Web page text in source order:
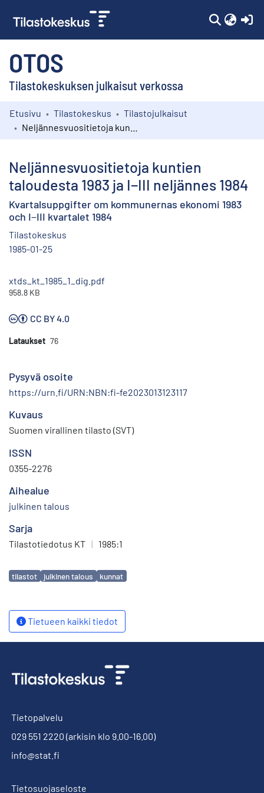
OTOS
Tilastokeskuksen julkaisut verkossa
Kokoelmat
Etusivu Tilastokeskus
Tilastojulkaisut
Neljännesvuositietoja kuntien
taloudesta 1983 ja I−III neljännes 1984
Kvartalsuppgifter om kommunernas ekonomi 1983
och I−III kvartalet 1984
Tilastokeskus
1985-01-25
xtds_kt_1985_1_dig.pdf
958.8 KB
CC BY 4.0
Lataukset 76
Pysyvä osoite
https://urn.fi/URN:NBN:fi-fe2023013123117
Kuvaus
Suomen virallinen tilasto (SVT)
ISSN
0355-2276
Aihealue
julkinen talous
Sarja
Tilastotiedotus KT | 1985:1
Avainsanat
tilastot julkinen talous kunnat
Tietueen kaikki tiedot
Tietopalvelu
029 551 2220 (arkisin klo 9.00-16.00)
info@stat.fi
Tietosuojaseloste